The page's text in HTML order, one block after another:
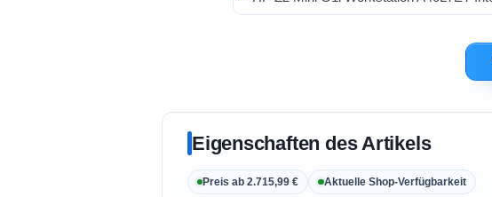
Eigenschaften des Artikels
Preis ab 2.715,99 € Aktuelle Shop-Verfügbarkeit